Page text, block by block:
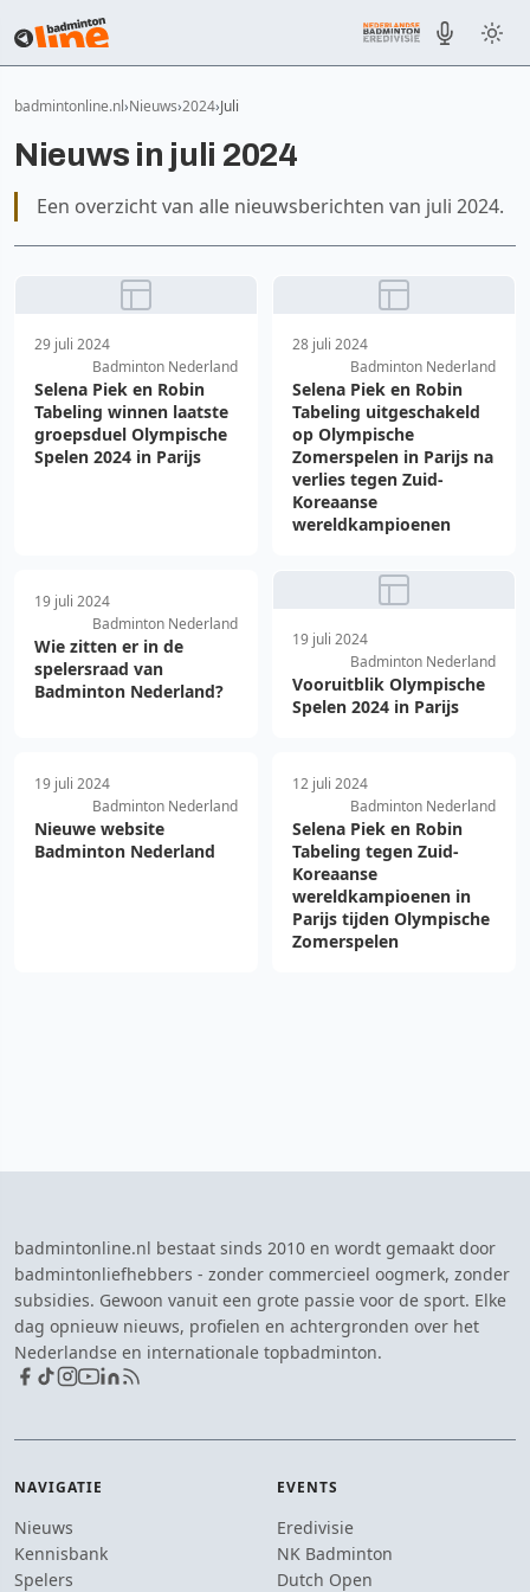
badmintonline.nl Nieuws 2024 Juli
Nieuws in juli 2024
Een overzicht van alle nieuwsberichten van juli 2024.
29 juli 2024
Badminton Nederland
Selena Piek en Robin
Tabeling winnen laatste
groepsduel Olympische
Spelen 2024 in Parijs
28 juli 2024
Badminton Nederland
Selena Piek en Robin
Tabeling uitgeschakeld
op Olympische
Zomerspelen in Parijs na
verlies tegen Zuid-
Koreaanse
wereldkampioenen
19 juli 2024
Badminton Nederland
Wie zitten er in de
spelersraad van
Badminton Nederland?
19 juli 2024
Badminton Nederland
Vooruitblik Olympische
Spelen 2024 in Parijs
19 juli 2024
Badminton Nederland
Nieuwe website
Badminton Nederland
12 juli 2024
Badminton Nederland
Selena Piek en Robin
Tabeling tegen Zuid-
Koreaanse
wereldkampioenen in
Parijs tijden Olympische
Zomerspelen
badmintonline.nl bestaat sinds 2010 en wordt gemaakt door
badmintonliefhebbers - zonder commercieel oogmerk, zonder
subsidies. Gewoon vanuit een grote passie voor de sport. Elke
dag opnieuw nieuws, profielen en achtergronden over het
Nederlandse en internationale topbadminton.
NAVIGATIE
Nieuws
Kennisbank
Spelers
EVENTS
Eredivisie
NK Badminton
Dutch Open